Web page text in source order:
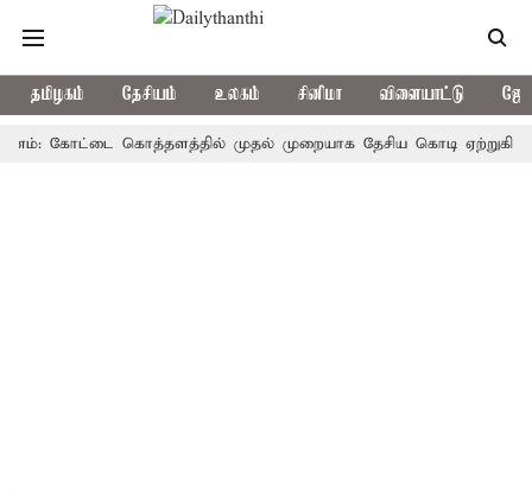
தமிழகம் தேசியம் உலகம் சினிமா விளையாட்டு
கோட்டை கொத்தளத்தில் முதல் முறையாக தேசிய கொடி ஏற்றுகிறார்,